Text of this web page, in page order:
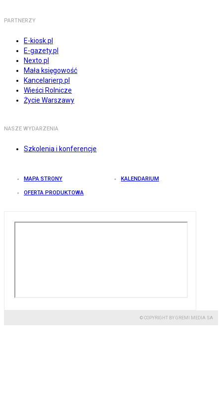
PARTNERZY
E-kiosk.pl
E-gazety.pl
Nexto.pl
Mała księgowość
Kancelarierp.pl
Wieści Rolnicze
Życie Warszawy
NASZE WYDARZENIA
Szkolenia i konferencje
MAPA STRONY KALENDARIUM
OFERTA PRODUKTOWA
© COPYRIGHT BY GREMI MEDIA SA